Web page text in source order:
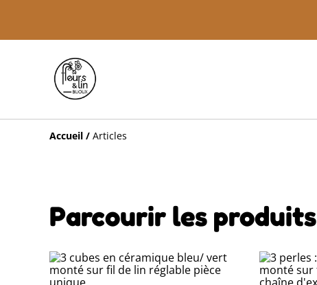
Accueil / Articles
Parcourir les produits